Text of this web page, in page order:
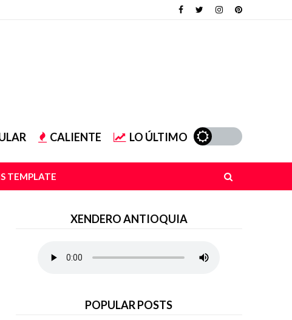
CALIENTE LO ÚLTIMO
TEMPLATE
XENDERO ANTIOQUIA
POPULAR POSTS